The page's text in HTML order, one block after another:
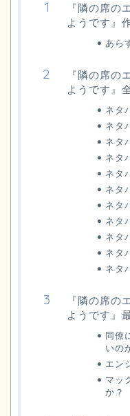
『隣の席の
ようです』
あら
『隣の席の
ようです』
ネタ
ネタ
ネタ
ネタ
ネタ
ネタ
ネタ
ネタ
ネタ
ネタ
ネタ
『隣の席の
ようです』
同僚
いの
エン
マッ
か？